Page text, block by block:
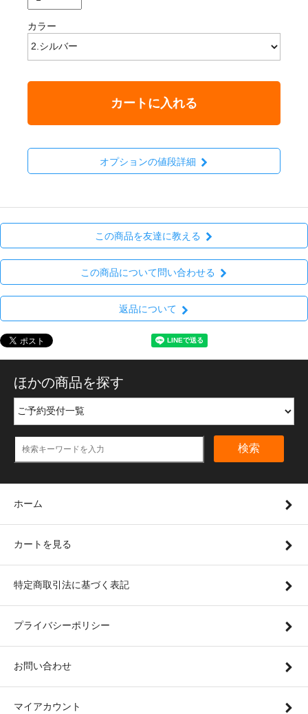
カラー
カートに入れる
オプションの値段詳細
この商品を友達に教える
この商品について問い合わせる
返品について
ほかの商品を探す
検索
ホーム
カートを見る
特定商取引法に基づく表記
プライバシーポリシー
お問い合わせ
マイアカウント